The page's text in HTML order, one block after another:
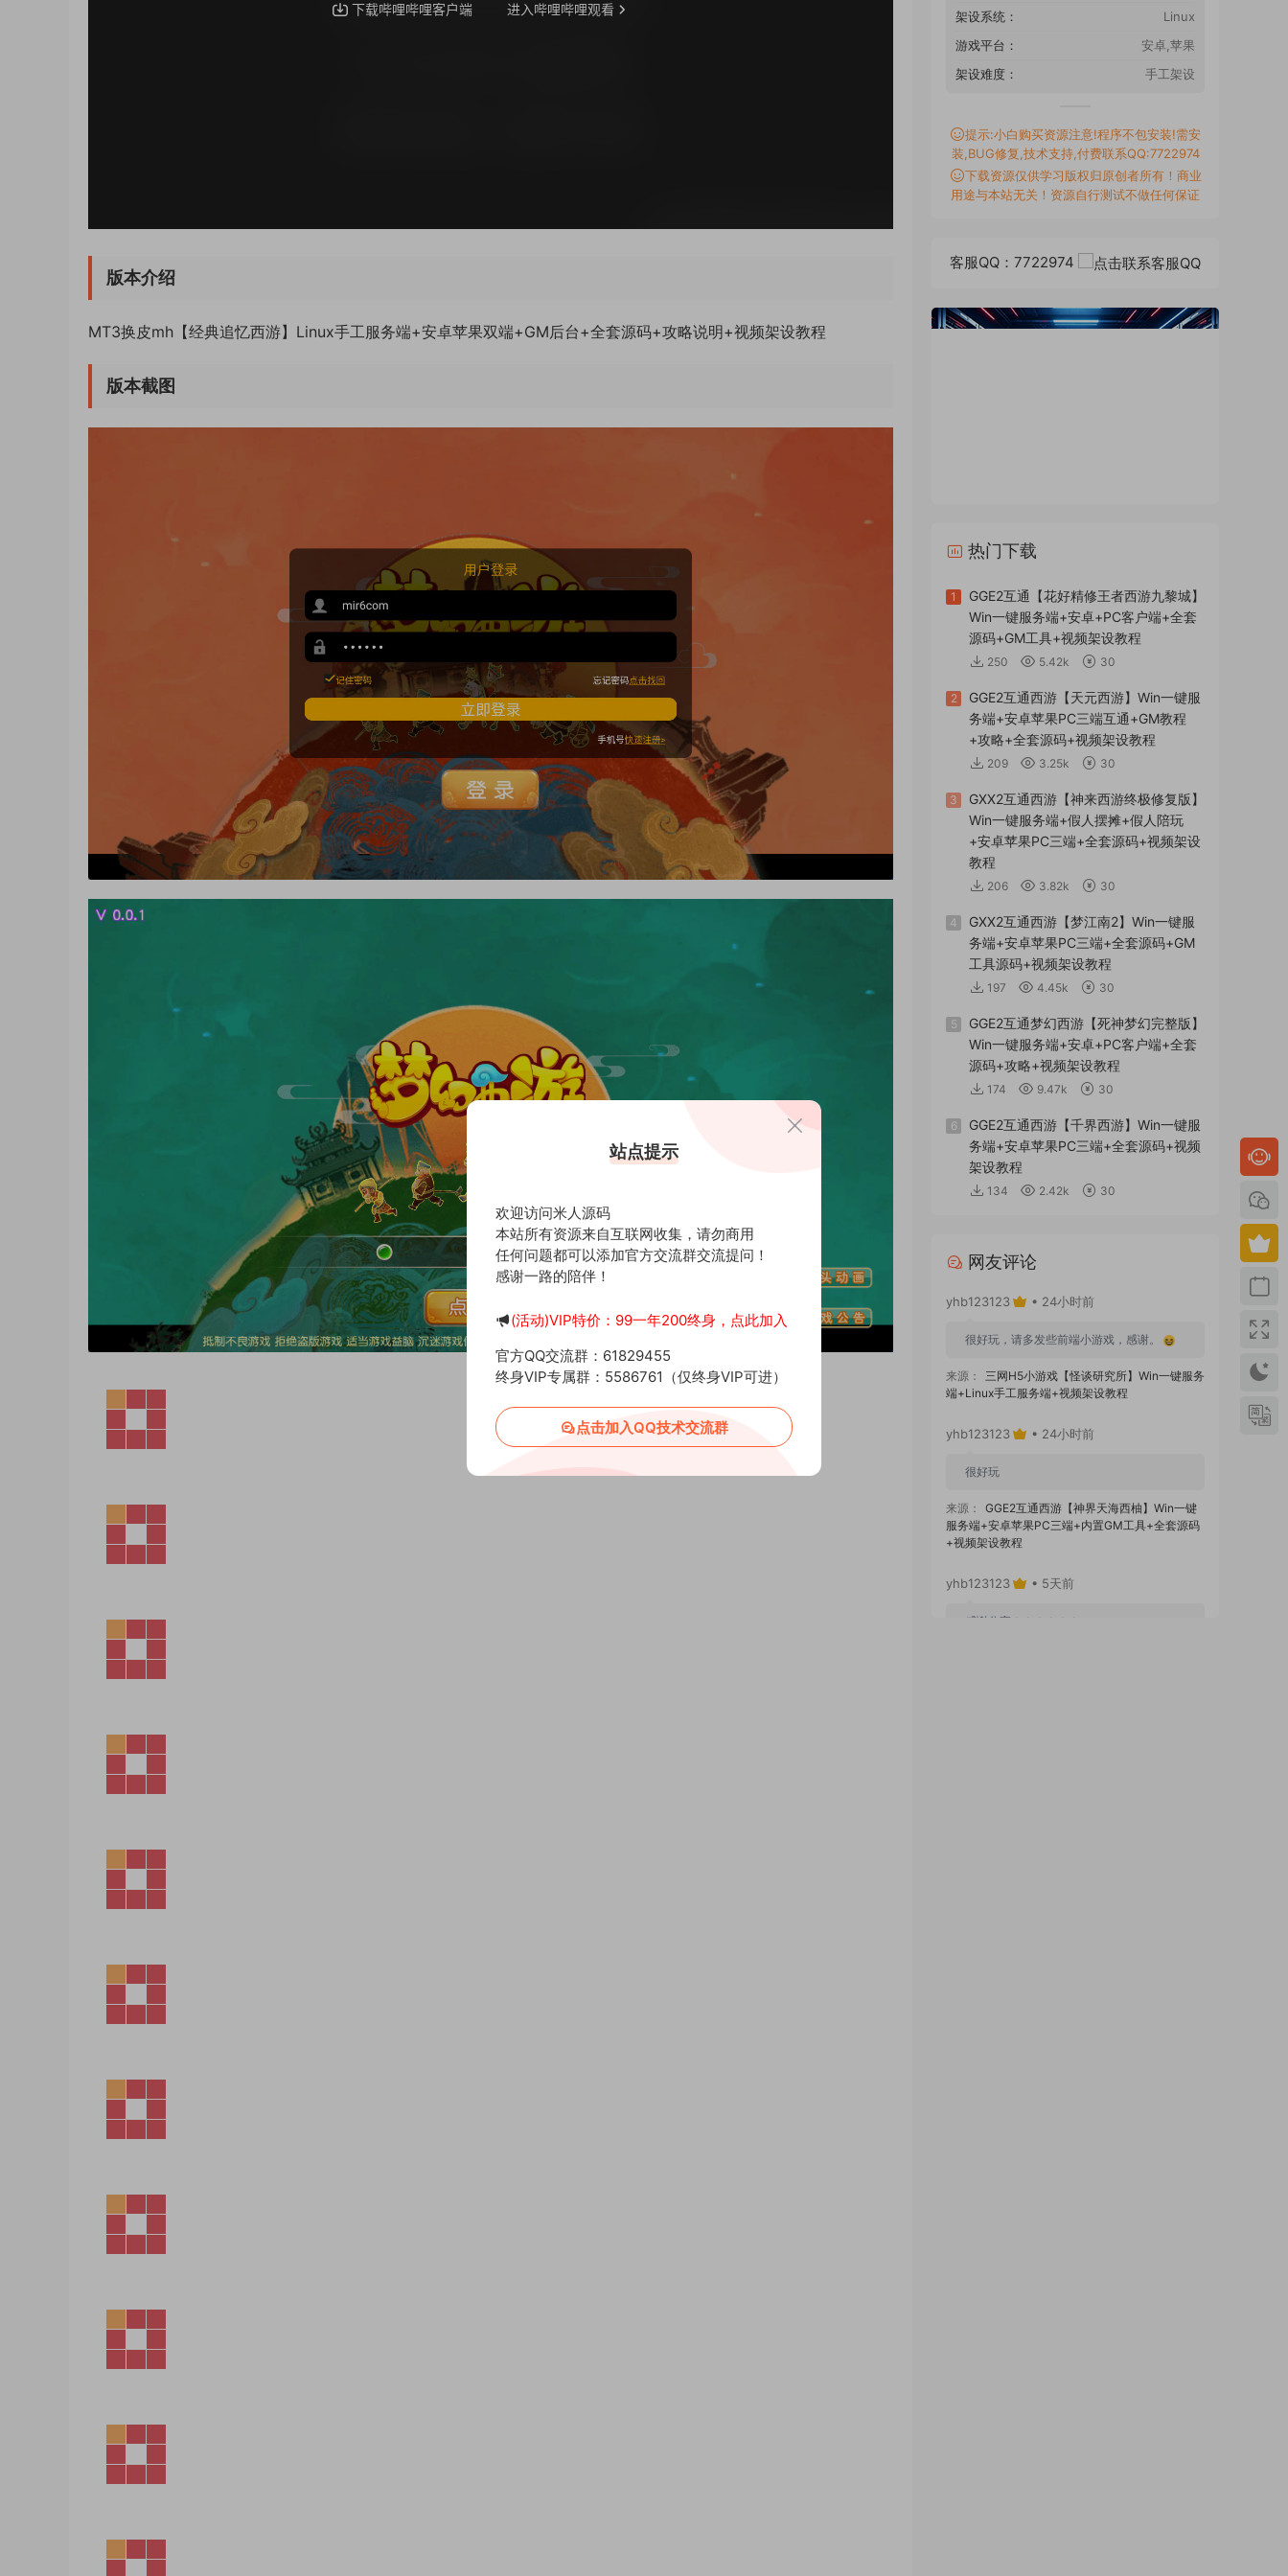
版本介绍
MT3换皮mh【经典追忆西游】Linux手工服务端+安卓苹果双端+GM后台+全套源码+攻略说明+视频架设教程
版本截图
架设系统：
Linux
游戏平台：
安卓,苹果
架设难度：
手工架设
提示:小白购买资源注意!程序不包安装!需安
装,BUG修复,技术支持,付费联系QQ:7722974
下载资源仅供学习版权归原创者所有！商业
用途与本站无关！资源自行测试不做任何保证
客服QQ：7722974
热门下载
1
GGE2互通【花好精修王者西游九黎城】
Win一键服务端+安卓+PC客户端+全套
源码+GM工具+视频架设教程
250 5.42k 30
2
GGE2互通西游【天元西游】Win一键服
务端+安卓苹果PC三端互通+GM教程
+攻略+全套源码+视频架设教程
209 3.25k 30
3
GXX2互通西游【神来西游终极修复版】
Win一键服务端+假人摆摊+假人陪玩
+安卓苹果PC三端+全套源码+视频架设
教程
206 3.82k 30
4
GXX2互通西游【梦江南2】Win一键服
务端+安卓苹果PC三端+全套源码+GM
工具源码+视频架设教程
197 4.45k 30
5
GGE2互通梦幻西游【死神梦幻完整版】
Win一键服务端+安卓+PC客户端+全套
源码+攻略+视频架设教程
174 9.47k 30
6
GGE2互通西游【千界西游】Win一键服
务端+安卓苹果PC三端+全套源码+视频
架设教程
134 2.42k 30
网友评论
yhb123123 • 24小时前
很好玩，请多发些前端小游戏，感谢。
来源：
三网H5小游戏【怪谈研究所】Win一键服务
端+Linux手工服务端+视频架设教程
yhb123123 • 24小时前
很好玩
来源：
GGE2互通西游【神界天海西柚】Win一键
服务端+安卓苹果PC三端+内置GM工具+全套源码
+视频架设教程
yhb123123 • 5天前
感谢分享！！！！！！
站点提示
欢迎访问米人源码
本站所有资源来自互联网收集，请勿商用
任何问题都可以添加官方交流群交流提问！
感谢一路的陪伴！
(活动)VIP特价：99一年200终身，点此加入
官方QQ交流群：61829455
终身VIP专属群：5586761（仅终身VIP可进）
点击加入QQ技术交流群